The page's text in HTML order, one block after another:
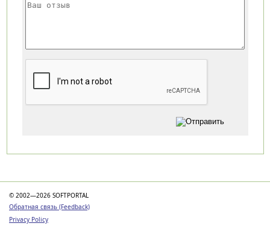
© 2002—2026 SOFTPORTAL
Обратная связь (Feedback)
Privacy Policy